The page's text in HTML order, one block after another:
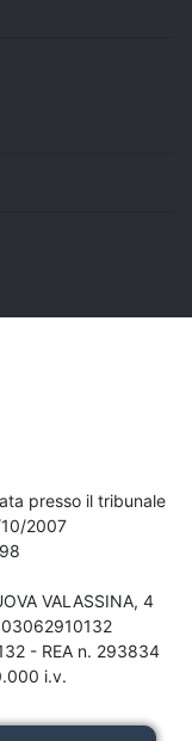
presso il tribunale
2007
VALASSINA, 4
- REA n. 293834
i.v.